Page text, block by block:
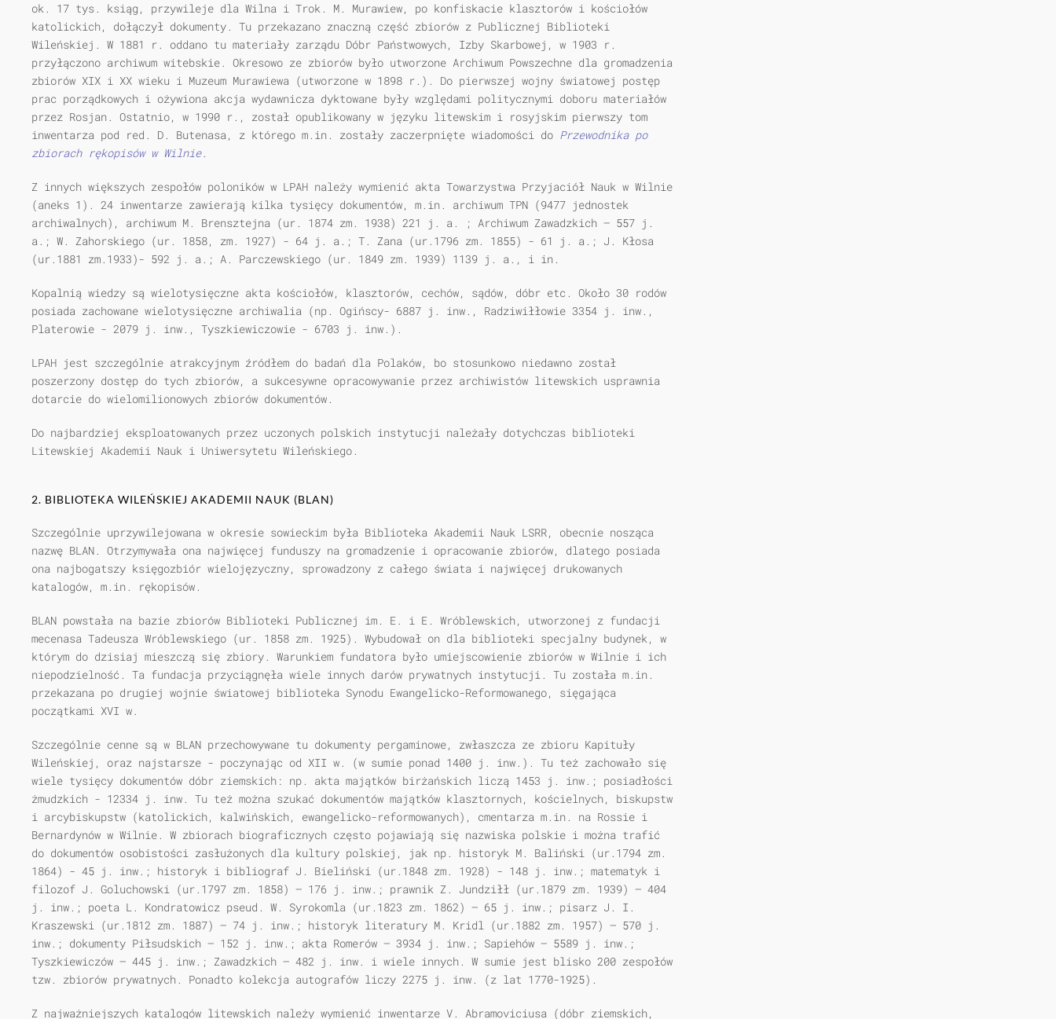
ok. 17 tys. ksiąg, przywileje dla Wilna i Trok. M. Murawiew, po konfiskacie klasztorów i kościołów
katolickich, dołączył dokumenty. Tu przekazano znaczną część zbiorów z Publicznej Biblioteki
Wileńskiej. W 1881 r. oddano tu materiały zarządu Dóbr Państwowych, Izby Skarbowej, w 1903 r.
przyłączono archiwum witebskie. Okresowo ze zbiorów było utworzone Archiwum Powszechne dla gromadzenia
zbiorów XIX i XX wieku i Muzeum Murawiewa (utworzone w 1898 r.). Do pierwszej wojny światowej postęp
prac porządkowych i ożywiona akcja wydawnicza dyktowane były względami politycznymi doboru materiałów
przez Rosjan. Ostatnio, w 1990 r., został opublikowany w języku litewskim i rosyjskim pierwszy tom
inwentarza pod red. D. Butenasa, z którego m.in. zostały zaczerpnięte wiadomości do Przewodnika po
zbiorach rękopisów w Wilnie.
Z innych większych zespołów poloników w LPAH należy wymienić akta Towarzystwa Przyjaciół Nauk w Wilnie
(aneks 1). 24 inwentarze zawierają kilka tysięcy dokumentów, m.in. archiwum TPN (9477 jednostek
archiwalnych), archiwum M. Brensztejna (ur. 1874 zm. 1938) 221 j. a. ; Archiwum Zawadzkich — 557 j.
a.; W. Zahorskiego (ur. 1858, zm. 1927) - 64 j. a.; T. Zana (ur.1796 zm. 1855) - 61 j. a.; J. Kłosa
(ur.1881 zm.1933)- 592 j. a.; A. Parczewskiego (ur. 1849 zm. 1939) 1139 j. a., i in.
Kopalnią wiedzy są wielotysięczne akta kościołów, klasztorów, cechów, sądów, dóbr etc. Około 30 rodów
posiada zachowane wielotysięczne archiwalia (np. Ogińscy- 6887 j. inw., Radziwiłłowie 3354 j. inw.,
Platerowie - 2079 j. inw., Tyszkiewiczowie - 6703 j. inw.).
LPAH jest szczególnie atrakcyjnym źródłem do badań dla Polaków, bo stosunkowo niedawno został
poszerzony dostęp do tych zbiorów, a sukcesywne opracowywanie przez archiwistów litewskich usprawnia
dotarcie do wielomilionowych zbiorów dokumentów.
Do najbardziej eksploatowanych przez uczonych polskich instytucji należały dotychczas biblioteki
Litewskiej Akademii Nauk i Uniwersytetu Wileńskiego.
2. BIBLIOTEKA WILEŃSKIEJ AKADEMII NAUK (BLAN)
Szczególnie uprzywilejowana w okresie sowieckim była Biblioteka Akademii Nauk LSRR, obecnie nosząca
nazwę BLAN. Otrzymywała ona najwięcej funduszy na gromadzenie i opracowanie zbiorów, dlatego posiada
ona najbogatszy księgozbiór wielojęzyczny, sprowadzony z całego świata i najwięcej drukowanych
katalogów, m.in. rękopisów.
BLAN powstała na bazie zbiorów Biblioteki Publicznej im. E. i E. Wróblewskich, utworzonej z fundacji
mecenasa Tadeusza Wróblewskiego (ur. 1858 zm. 1925). Wybudował on dla biblioteki specjalny budynek, w
którym do dzisiaj mieszczą się zbiory. Warunkiem fundatora było umiejscowienie zbiorów w Wilnie i ich
niepodzielność. Ta fundacja przyciągnęła wiele innych darów prywatnych instytucji. Tu została m.in.
przekazana po drugiej wojnie światowej biblioteka Synodu Ewangelicko-Reformowanego, sięgająca
początkami XVI w.
Szczególnie cenne są w BLAN przechowywane tu dokumenty pergaminowe, zwłaszcza ze zbioru Kapituły
Wileńskiej, oraz najstarsze - poczynając od XII w. (w sumie ponad 1400 j. inw.). Tu też zachowało się
wiele tysięcy dokumentów dóbr ziemskich: np. akta majątków birżańskich liczą 1453 j. inw.; posiadłości
żmudzkich - 12334 j. inw. Tu też można szukać dokumentów majątków klasztornych, kościelnych, biskupstw
i arcybiskupstw (katolickich, kalwińskich, ewangelicko-reformowanych), cmentarza m.in. na Rossie i
Bernardynów w Wilnie. W zbiorach biograficznych często pojawiają się nazwiska polskie i można trafić
do dokumentów osobistości zasłużonych dla kultury polskiej, jak np. historyk M. Baliński (ur.1794 zm.
1864) - 45 j. inw.; historyk i bibliograf J. Bieliński (ur.1848 zm. 1928) - 148 j. inw.; matematyk i
filozof J. Goluchowski (ur.1797 zm. 1858) — 176 j. inw.; prawnik Z. Jundziłł (ur.1879 zm. 1939) — 404
j. inw.; poeta L. Kondratowicz pseud. W. Syrokomla (ur.1823 zm. 1862) — 65 j. inw.; pisarz J. I.
Kraszewski (ur.1812 zm. 1887) — 74 j. inw.; historyk literatury M. Kridl (ur.1882 zm. 1957) — 570 j.
inw.; dokumenty Piłsudskich — 152 j. inw.; akta Romerów — 3934 j. inw.; Sapiehów — 5589 j. inw.;
Tyszkiewiczów — 445 j. inw.; Zawadzkich — 482 j. inw. i wiele innych. W sumie jest blisko 200 zespołów
tzw. zbiorów prywatnych. Ponadto kolekcja autografów liczy 2275 j. inw. (z lat 1770-1925).
Z najważniejszych katalogów litewskich należy wymienić inwentarze V. Abramoviciusa (dóbr ziemskich,